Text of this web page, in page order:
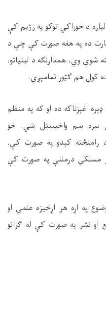
د خوراکي توکو په رژیم کې
ده په هغه صورت کې چې د
شوې وي، همدارنګه د لبنیاتو،
کول هم ګټور تمامېږي.
اغېزناکه ده او که په منظم
سره سم واخیستل شي. خو
د رامنځته کېدو په صورت کې،
مسلکي درملنې په صورت کې
په اړه هر اړخیزه علمي او
او نشر په صورت کې له ګرانو